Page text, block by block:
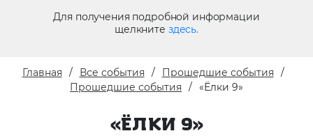
Для получения подробной информации
щелкните здесь.
Главная Все события
Прошедшие события
Прошедшие события
«Ёлки 9»
«ЁЛКИ 9»